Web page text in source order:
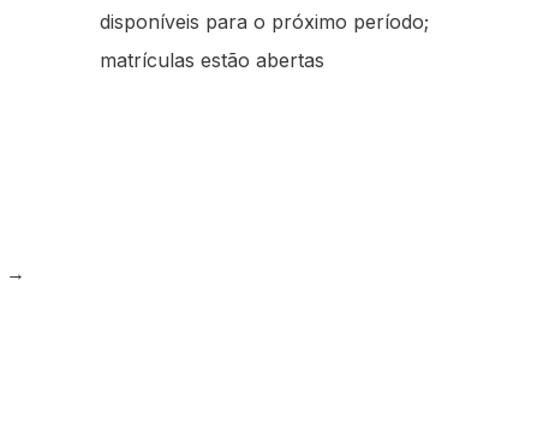
→
disponíveis para o próximo período;
matrículas estão abertas